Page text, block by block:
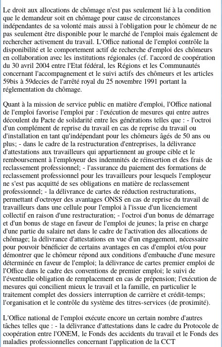
Le droit aux allocations de chômage n'est pas seulement lié à la condition
que le demandeur soit en chômage pour cause de circonstances
indépendantes de sa volonté mais aussi à l'obligation pour le chômeur de ne
pas seulement être disponible pour le marché de l'emploi mais également de
rechercher activement du travail. L'Office national de l'emploi contrôle la
disponibilité et le comportement actif de recherche d'emploi des chômeurs
en collaboration avec les institutions régionales (cf. l'accord de coopération
du 30 avril 2004 entre l'Etat fédéral, les Régions et les Communautés
concernant l'accompagnement et le suivi actifs des chômeurs et les articles
59bis à 59decies de l'arrêté royal du 25 novembre 1991 portant la
réglementation du chômage.
Quant à la mission de service public en matière d'emploi, l'Office national
de l'emploi favorise l'emploi par : l'exécution de mesures qui entre autres
découlent du Pacte de solidarité entre les générations telles que : - l'octroi
d'un complément de reprise du travail en cas de reprise du travail ou
d'installation en tant qu'indépendant pour les chômeurs âgés de 50 ans ou
plus; - dans le cadre de la restructuration d'entreprises, la délivrance
d'attestations aux travailleurs qui appartiennent au groupe cible et le
remboursement à l'employeur des indemnités de réinsertion et des frais de
reclassement professionnel; - l'assurance du paiement des formations de
reclassement professionnel pour les travailleurs pour lesquels l'employeur
ne s'est pas acquitté de ses obligations en matière de reclassement
professionnel; - la délivrance de cartes de réduction restructurations,
permettant d'octroyer des avantages ONSS en cas de reprise du travail de
travailleurs dans une cellule pour l'emploi à l'issue d'un licenciement
collectif en raison d'une restructuration; - l'octroi d'un bonus de démarrage
et d'un bonus de stage en faveur de l'emploi de jeunes; la prise en charge
d'une partie du salaire net dans le cadre de l'activation des allocations de
chômage; la délivrance d'attestations en vue d'un engagement, nécessaire
pour pouvoir bénéficier de certains avantages en cas d'emploi et/ou pour
démontrer que le chômeur répond aux conditions d'embauche d'une mesure
déterminée en faveur de l'emploi; la délivrance de cartes premier emploi de
l'Office dans le cadre des conventions de premier emploi; le suivi de
l'éventuelle obligation de remplacement en cas de prépension; l'exécution de
mesures qui concilient mieux le travail et la famille, en particulier le
traitement complet des dossiers interruption de carrière et crédit-temps;
l'organisation et le contrôle du système des titres-services (de proximité).
L'Office national de l'emploi exécute encore un certain nombre d'autres
tâches telles que : - la délivrance d'attestations dans le cadre du Protocole de
coopération entre l'ONEM, le Fonds des accidents du travail et le Fonds des
maladies professionnelles concernant l'application de la CCT